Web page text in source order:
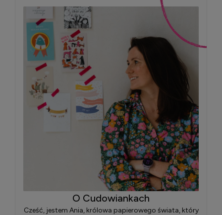
O Cudowiankach
Cześć, jestem Ania, królowa papierowego świata, który